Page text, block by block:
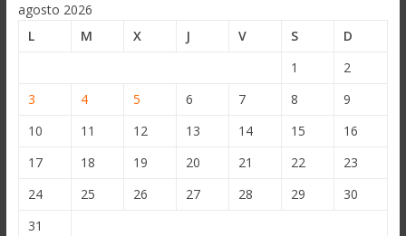
agosto 2026
L
M X J V S
D
1
2
3
4 5 6 7 8
9
10
11 12 13 14 15
16
17
18 19 20 21 22
23
24
25 26 27 28 29
30
31